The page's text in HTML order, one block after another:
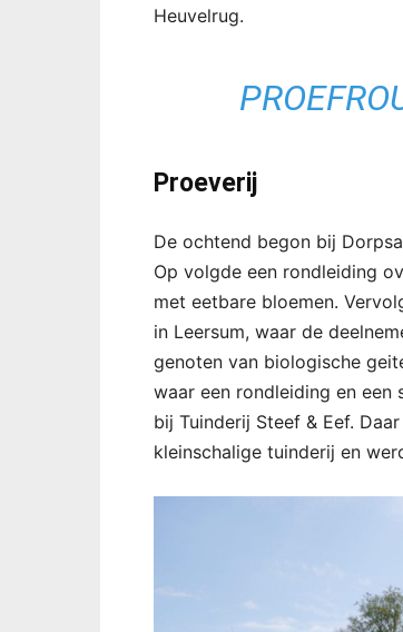
Heuvelrug.
Proeverij
De ochtend begon bij
Op volgde een rondleiding
met eetbare bloemen.
in Leersum, waar de
genoten van biologische
waar een rondleiding en
bij Tuinderij Steef & Eef.
kleinschalige tuinderij en